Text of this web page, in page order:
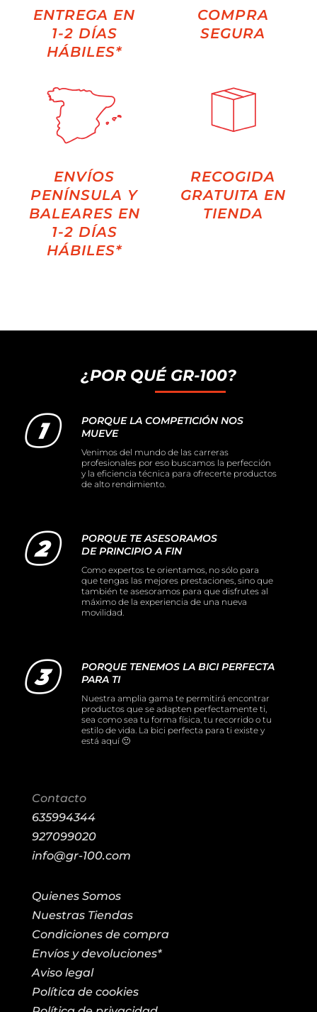
ENTREGA EN
1-2 DÍAS
HÁBILES*
COMPRA
SEGURA
ENVÍOS
PENÍNSULA Y
BALEARES EN
1-2 DÍAS
HÁBILES*
RECOGIDA
GRATUITA EN
TIENDA
¿POR QUÉ GR-100?
PORQUE LA COMPETICIÓN NOS
MUEVE
Venimos del mundo de las carreras
profesionales por eso buscamos la perfección
y la eficiencia técnica para ofrecerte productos
de alto rendimiento.
PORQUE TE ASESORAMOS
DE PRINCIPIO A FIN
Como expertos te orientamos, no sólo para
que tengas las mejores prestaciones, sino que
también te asesoramos para que disfrutes al
máximo de la experiencia de una nueva
movilidad.
PORQUE TENEMOS LA BICI PERFECTA
PARA TI
Nuestra amplia gama te permitirá encontrar
productos que se adapten perfectamente ti,
sea como sea tu forma física, tu recorrido o tu
estilo de vida. La bici perfecta para ti existe y
está aquí 🙂
Contacto
635994344
927099020
info@gr-100.com
Quienes Somos
Nuestras Tiendas
Condiciones de compra
Envíos y devoluciones*
Aviso legal
Política de cookies